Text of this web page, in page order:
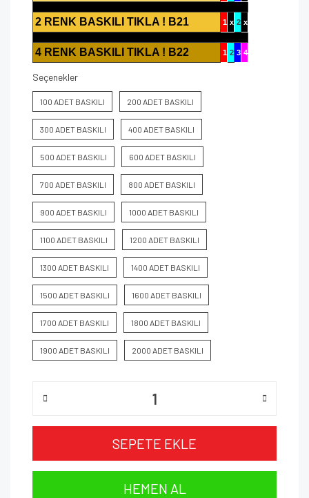
2 RENK BASKILI TIKLA ! B21 1 x 2 x
4 RENK BASKILI TIKLA ! B22 1 2 3 4
Seçenekler
100 ADET BASKILI 200 ADET BASKILI
300 ADET BASKILI 400 ADET BASKILI
500 ADET BASKILI 600 ADET BASKILI
700 ADET BASKILI 800 ADET BASKILI
900 ADET BASKILI 1000 ADET BASKILI
1100 ADET BASKILI 1200 ADET BASKILI
1300 ADET BASKILI 1400 ADET BASKILI
1500 ADET BASKILI 1600 ADET BASKILI
1700 ADET BASKILI 1800 ADET BASKILI
1900 ADET BASKILI 2000 ADET BASKILI
SEPETE EKLE
HEMEN AL